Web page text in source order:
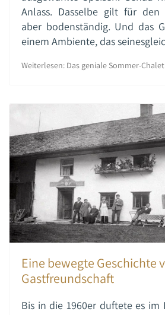
Anlass. Dasselbe gilt für den
aber bodenständig. Und das
einem Ambiente, das
Weiterlesen: Das geniale Sommer-
Eine bewegte Geschichte
Gastfreundschaft
Bis in die 1960er duftete es im